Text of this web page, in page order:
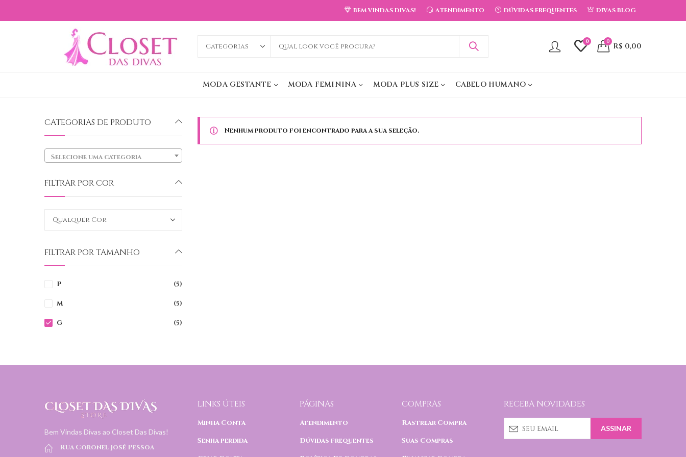
BEM VINDAS DIVAS! ATENDIMENTO DÚVIDAS FREQUENTES DIVAS BLOG
0 0 R$ 0,00
MODA GESTANTE MODA FEMININA MODA PLUS SIZE CABELO HUMANO
Nenhum produto foi encontrado para a sua seleção.
CATEGORIAS DE PRODUTO
Selecione uma categoria
FILTRAR POR COR
FILTRAR POR TAMANHO
P (5)
M (5)
G (5)
Bem Vindas Divas ao Closet Das Divas!
Rua Coronel José Pessoa
LINKS ÚTEIS
Minha Conta
Senha perdida
PÁGINAS
Atendimento
Dúvidas frequentes
COMPRAS
Rastrear Compra
Suas Compras
RECEBA NOVIDADES